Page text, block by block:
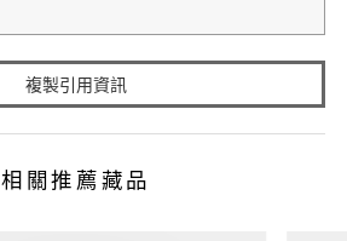
複製引用資訊
相關推薦藏品